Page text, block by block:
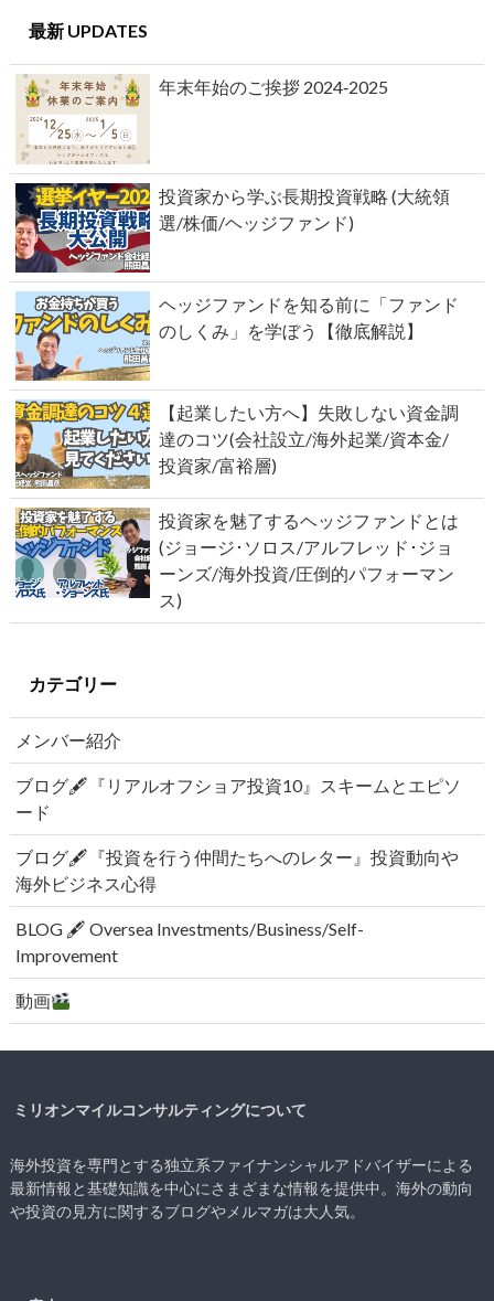
最新 UPDATES
年末年始のご挨拶 2024‐2025
投資家から学ぶ長期投資戦略 (大統領
選/株価/ヘッジファンド)
ヘッジファンドを知る前に「ファンド
のしくみ」を学ぼう【徹底解説】
【起業したい方へ】失敗しない資金調
達のコツ(会社設立/海外起業/資本金/
投資家/富裕層)
投資家を魅了するヘッジファンドとは
(ジョージ･ソロス/アルフレッド･ジョ
ーンズ/海外投資/圧倒的パフォーマン
ス)
カテゴリー
メンバー紹介
ブログ🖋『リアルオフショア投資10』スキームとエピソ
ード
ブログ🖋『投資を行う仲間たちへのレター』投資動向や
海外ビジネス心得
BLOG 🖋 Oversea Investments/Business/Self-
Improvement
動画
ミリオンマイルコンサルティングについて
海外投資を専門とする独立系ファイナンシャルアドバイザーによる
最新情報と基礎知識を中心にさまざまな情報を提供中。海外の動向
や投資の見方に関するブログやメルマガは大人気。